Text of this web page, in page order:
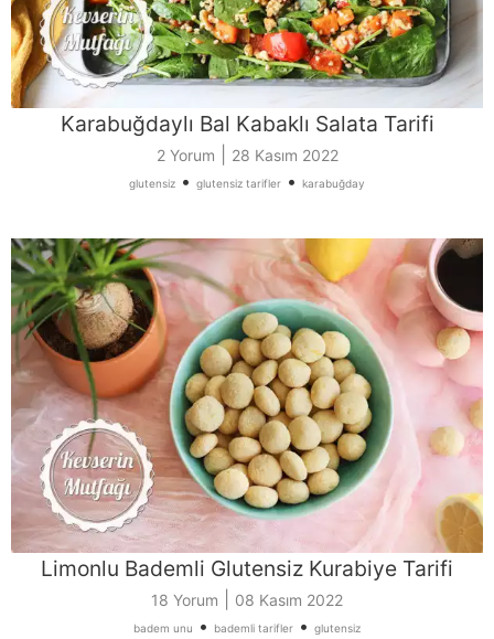
Karabuğdaylı Bal Kabaklı Salata Tarifi
2 Yorum 28 Kasım 2022
glutensiz • glutensiz tarifler • karabuğday
Limonlu Bademli Glutensiz Kurabiye Tarifi
18 Yorum 08 Kasım 2022
badem unu • bademli tarifler • glutensiz